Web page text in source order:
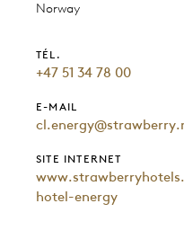
Norway
TÉL.
+47 51 34 78 00
E-MAIL
SITE INTERNET
hotel-energy